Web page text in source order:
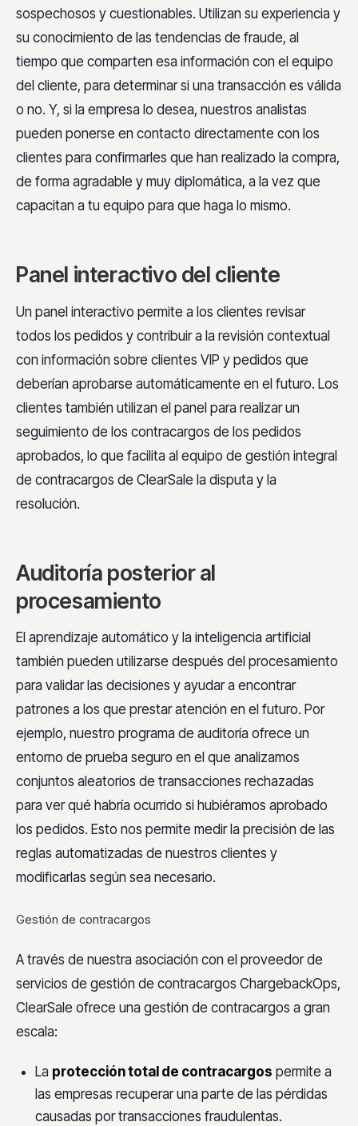
sospechosos y cuestionables. Utilizan su experiencia y
su conocimiento de las tendencias de fraude, al
tiempo que comparten esa información con el equipo
del cliente, para determinar si una transacción es válida
o no. Y, si la empresa lo desea, nuestros analistas
pueden ponerse en contacto directamente con los
clientes para confirmarles que han realizado la compra,
de forma agradable y muy diplomática, a la vez que
capacitan a tu equipo para que haga lo mismo.
Panel interactivo del cliente
Un panel interactivo permite a los clientes revisar
todos los pedidos y contribuir a la revisión contextual
con información sobre clientes VIP y pedidos que
deberían aprobarse automáticamente en el futuro. Los
clientes también utilizan el panel para realizar un
seguimiento de los contracargos de los pedidos
aprobados, lo que facilita al equipo de gestión integral
de contracargos de ClearSale la disputa y la
resolución.
Auditoría posterior al
procesamiento
El aprendizaje automático y la inteligencia artificial
también pueden utilizarse después del procesamiento
para validar las decisiones y ayudar a encontrar
patrones a los que prestar atención en el futuro. Por
ejemplo, nuestro programa de auditoría ofrece un
entorno de prueba seguro en el que analizamos
conjuntos aleatorios de transacciones rechazadas
para ver qué habría ocurrido si hubiéramos aprobado
los pedidos. Esto nos permite medir la precisión de las
reglas automatizadas de nuestros clientes y
modificarlas según sea necesario.
Gestión de contracargos
A través de nuestra asociación con el proveedor de
servicios de gestión de contracargos ChargebackOps,
ClearSale ofrece una gestión de contracargos a gran
escala:
La protección total de contracargos permite a
las empresas recuperar una parte de las pérdidas
causadas por transacciones fraudulentas.